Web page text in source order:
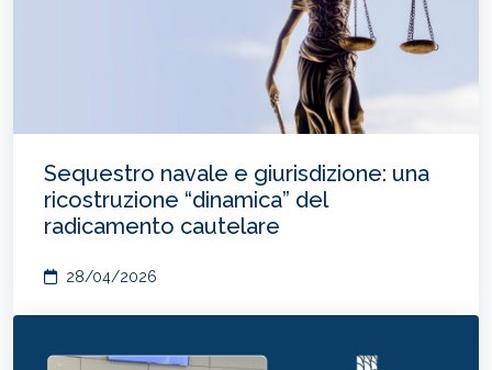
Sequestro navale e giurisdizione: una
ricostruzione “dinamica” del
radicamento cautelare
28/04/2026